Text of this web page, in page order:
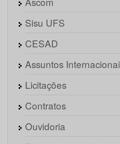
Sisu UFS
CESAD
Assuntos
Licitações
Contratos
Ouvidoria